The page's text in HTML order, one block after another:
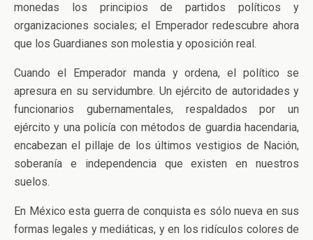
monedas los principios de partidos políticos y
organizaciones sociales; el Emperador redescubre ahora
que los Guardianes son molestia y oposición real.
Cuando el Emperador manda y ordena, el político se
apresura en su servidumbre. Un ejército de autoridades y
funcionarios gubernamentales, respaldados por un
ejército y una policía con métodos de guardia hacendaria,
encabezan el pillaje de los últimos vestigios de Nación,
soberanía e independencia que existen en nuestros
suelos.
En México esta guerra de conquista es sólo nueva en sus
formas legales y mediáticas, y en los ridículos colores de